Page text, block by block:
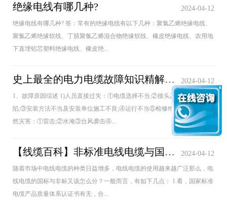
2024-04-12
绝缘电线有哪几种?
绝缘电线有哪几种? 答：常有的绝缘电线有以下几种：聚氯乙烯绝缘电线、
聚氯乙烯绝缘软线、丁腈聚氯乙烯混合物绝缘软线、橡皮绝缘电线、农用地
下直埋铝芯塑料绝缘电线、橡皮绝...
2024-04-12
史上最全的电力电缆故障知识精解，快收藏
1、故障原因综述 1)人员直接过失：①电缆选择不当;②接头及终端设计缺
陷;③安装方法不当及安装单位施工不良;④运行不当⑤检修维护不良。 2)自
然灾害：①雷击;②水淹③台风袭击④...
2024-04-12
【线缆百科】非标准电线电缆与国标电缆的区别和危害？
随着市场中电线电缆的种类日益增多，电线电缆的使用越来越广泛那么，电
线电缆的国标与非标又该怎么分？一般而言，有如下几点： 1.看，国家标准
电缆产品质量体系认证书有无，合...